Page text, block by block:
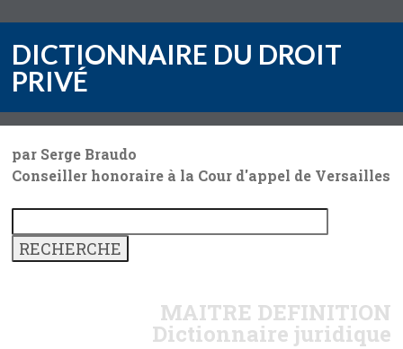
DICTIONNAIRE DU DROIT
PRIVÉ
par Serge Braudo
Conseiller honoraire à la Cour d'appel de Versailles
MAITRE DEFINITION
Dictionnaire juridique